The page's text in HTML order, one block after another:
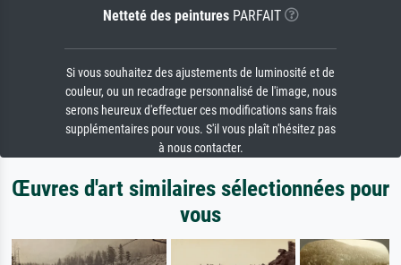
Netteté des peinturesPARFAIT
Si vous souhaitez des ajustements de luminosité et de
couleur, ou un recadrage personnalisé de l'image, nous
serons heureux d'effectuer ces modifications sans frais
supplémentaires pour vous. S'il vous plaît n'hésitez pas
à nous contacter.
Œuvres d'art similaires sélectionnées pour
vous